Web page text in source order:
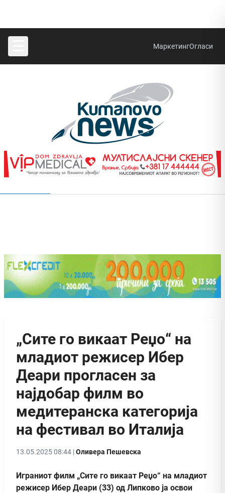
МаркетингОгласи
„Сите го викаат Реџо“ на
младиот режисер Ибер
Деари прогласен за
најдобар филм во
медитеранска категорија
на фестивал во Италија
13.05.2025 08:44 |Оливера Пешевска
Играниот филм „Сите го викаат Реџо“ на младиот
режисер Ибер Деари (33) од Липково ја освои